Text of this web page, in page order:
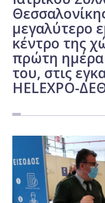
μεγαλύτερο
κέντρο της
πρώτη ημέρα
του, στις
HELEXPO-